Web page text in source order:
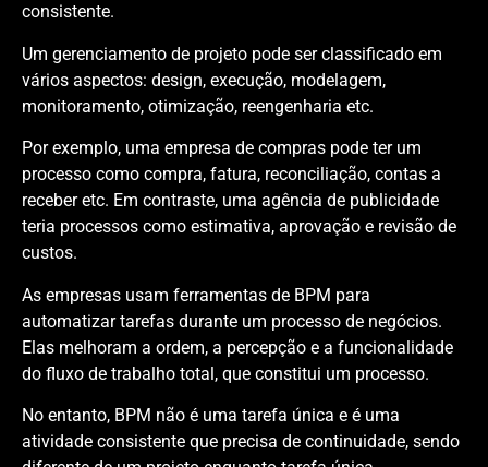
consistente.
Um gerenciamento de projeto pode ser classificado em
vários aspectos: design, execução, modelagem,
monitoramento, otimização, reengenharia etc.
Por exemplo, uma empresa de compras pode ter um
processo como compra, fatura, reconciliação, contas a
receber etc. Em contraste, uma agência de publicidade
teria processos como estimativa, aprovação e revisão de
custos.
As empresas usam ferramentas de BPM para
automatizar tarefas durante um processo de negócios.
Elas melhoram a ordem, a percepção e a funcionalidade
do fluxo de trabalho total, que constitui um processo.
No entanto, BPM não é uma tarefa única e é uma
atividade consistente que precisa de continuidade, sendo